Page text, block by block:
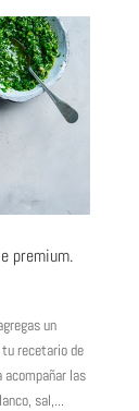
premium.
un
tu recetario de
las
sal,...